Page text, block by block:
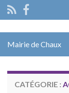
Mairie de Chaux
CATÉGORIE :